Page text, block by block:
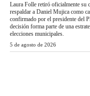
Laura Folle retiró oficialmente su
respaldar a Daniel Mujica como
confirmado por el presidente del
decisión forma parte de una
elecciones municipales.
5 de agosto de 2026